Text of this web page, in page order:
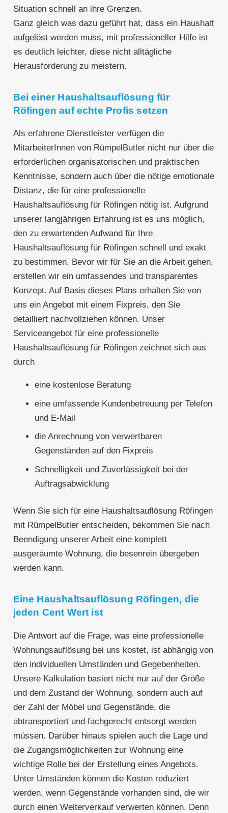
Situation schnell an ihre Grenzen.
Ganz gleich was dazu geführt hat, dass ein Haushalt
aufgelöst werden muss, mit professioneller Hilfe ist
es deutlich leichter, diese nicht alltägliche
Herausforderung zu meistern.
Bei einer Haushaltsauflösung für
Röfingen auf echte Profis setzen
Als erfahrene Dienstleister verfügen die
MitarbeiterInnen von RümpelButler nicht nur über die
erforderlichen organisatorischen und praktischen
Kenntnisse, sondern auch über die nötige emotionale
Distanz, die für eine professionelle
Haushaltsauflösung für Röfingen nötig ist. Aufgrund
unserer langjährigen Erfahrung ist es uns möglich,
den zu erwartenden Aufwand für Ihre
Haushaltsauflösung für Röfingen schnell und exakt
zu bestimmen. Bevor wir für Sie an die Arbeit gehen,
erstellen wir ein umfassendes und transparentes
Konzept. Auf Basis dieses Plans erhalten Sie von
uns ein Angebot mit einem Fixpreis, den Sie
detailliert nachvollziehen können. Unser
Serviceangebot für eine professionelle
Haushaltsauflösung für Röfingen zeichnet sich aus
durch
eine kostenlose Beratung
eine umfassende Kundenbetreuung per Telefon
und E-Mail
die Anrechnung von verwertbaren
Gegenständen auf den Fixpreis
Schnelligkeit und Zuverlässigkeit bei der
Auftragsabwicklung
Wenn Sie sich für eine Haushaltsauflösung Röfingen
mit RümpelButler entscheiden, bekommen Sie nach
Beendigung unserer Arbeit eine komplett
ausgeräumte Wohnung, die besenrein übergeben
werden kann.
Eine Haushaltsauflösung Röfingen, die
jeden Cent Wert ist
Die Antwort auf die Frage, was eine professionelle
Wohnungsauflösung bei uns kostet, ist abhängig von
den individuellen Umständen und Gegebenheiten.
Unsere Kalkulation basiert nicht nur auf der Größe
und dem Zustand der Wohnung, sondern auch auf
der Zahl der Möbel und Gegenstände, die
abtransportiert und fachgerecht entsorgt werden
müssen. Darüber hinaus spielen auch die Lage und
die Zugangsmöglichkeiten zur Wohnung eine
wichtige Rolle bei der Erstellung eines Angebots.
Unter Umständen können die Kosten reduziert
werden, wenn Gegenstände vorhanden sind, die wir
durch einen Weiterverkauf verwerten können. Denn